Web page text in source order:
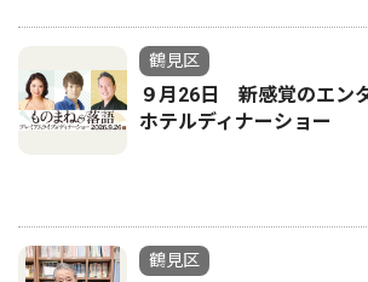
鶴見区
９月26日 新感覚のエン
ホテルディナーショー
鶴見区